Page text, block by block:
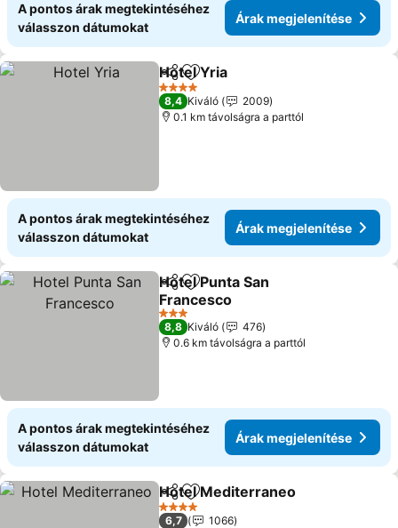
A pontos árak megtekintéséhez
válasszon dátumokat
Árak megjelenítése
Megosztás
Hozzáadás a kedvencekhez
Hotel Yria
4 Kategória
8,4 Kiváló
2009
0.1 km távolságra a parttól
A pontos árak megtekintéséhez
válasszon dátumokat
Árak megjelenítése
Megosztás
Hozzáadás a kedvencekhez
Hotel Punta San
Francesco
3 Kategória
8,8 Kiváló
476
0.6 km távolságra a parttól
A pontos árak megtekintéséhez
válasszon dátumokat
Árak megjelenítése
Megosztás
Hozzáadás a kedvencekhez
Hotel Mediterraneo
4 Kategória
6,7
1066